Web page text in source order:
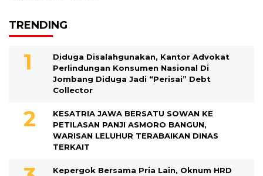
TRENDING
Diduga Disalahgunakan, Kantor Advokat
Perlindungan Konsumen Nasional Di
Jombang Diduga Jadi “Perisai” Debt
Collector
KESATRIA JAWA BERSATU SOWAN KE
PETILASAN PANJI ASMORO BANGUN,
WARISAN LELUHUR TERABAIKAN DINAS
TERKAIT
Kepergok Bersama Pria Lain, Oknum HRD